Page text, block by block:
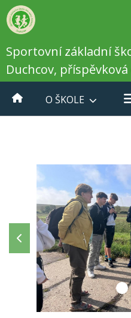
Sportovní základní
Duchcov,
O ŠKOLE